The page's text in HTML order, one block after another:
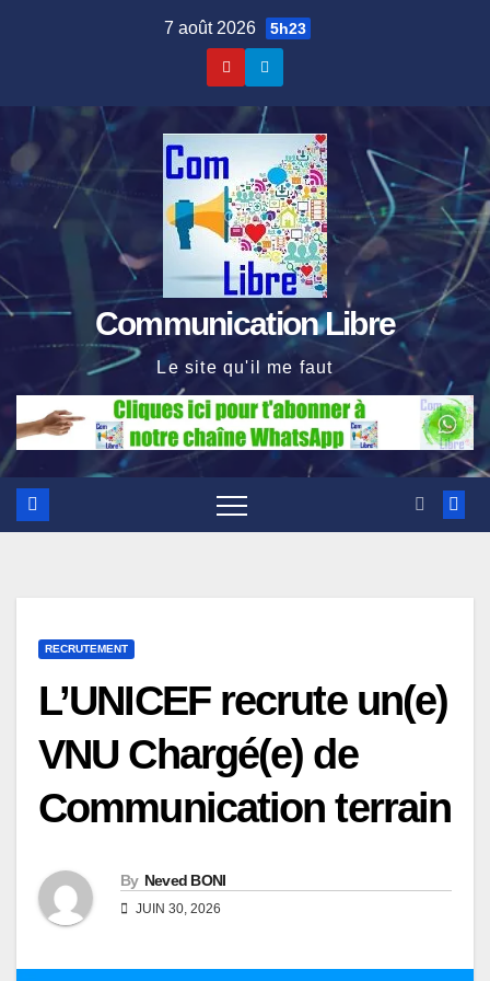
7 août 2026 5h23
Communication Libre
Le site qu'il me faut
RECRUTEMENT
L’UNICEF recrute un(e)
VNU Chargé(e) de
Communication terrain
By Neved BONI
JUIN 30, 2026